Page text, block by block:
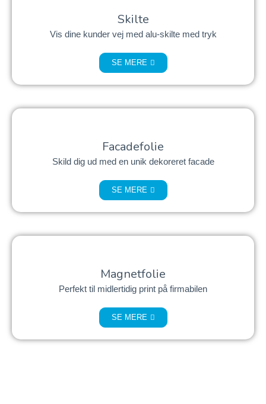
Skilte
Vis dine kunder vej med alu-skilte med tryk
SE MERE
Facadefolie
Skild dig ud med en unik dekoreret facade
SE MERE
Magnetfolie
Perfekt til midlertidig print på firmabilen
SE MERE